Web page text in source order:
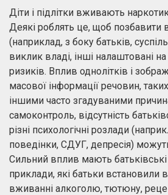
Діти і підлітки вживають
Деякі роблять це, щоб позбавити в
(наприклад, з боку батьків,
виклик владі, інші налаштовані
ризиків. Вплив однолітків і
масової інформації речовин,
іншими часто згадуваними
самоконтроль, відсутність
різні психологічні розлади
поведінки, СДУГ, депресія)
Сильний вплив мають батьківські
приклади, які батьки встановили
вживанні алкоголю, тютюну,